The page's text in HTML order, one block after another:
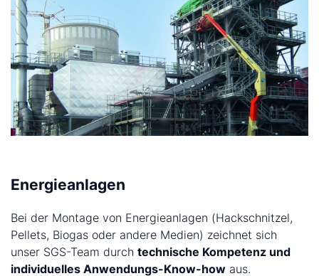
Energieanlagen
Bei der Montage von Energieanlagen (Hackschnitzel,
Pellets, Biogas oder andere Medien) zeichnet sich
unser SGS-Team durchtechnische Kompetenz und
individuelles Anwendungs-Know-how aus.